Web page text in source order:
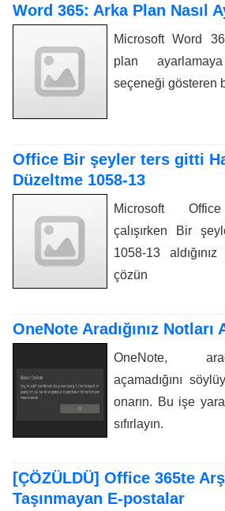
Word 365: Arka Plan Nasıl
Microsoft Word
plan
seçeneği gösteren
Office Bir şeyler ters gitti
Düzeltme 1058-13
Microsoft Office
çalışırken Bir
1058-13
çözün
OneNote Aradığınız Notları
OneNote,
açamadığını
onarın. Bu işe
sıfırlayın.
[ÇÖZÜLDÜ] Office 365te
Taşınmayan E-postalar